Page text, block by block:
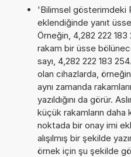
'Bilimsel gösterimdeki
eklendiğinde yanıt
Örneğin, 4,282 222 183
rakam bir üsse
sayı, 4,282 222 183
olan cihazlarda,
aynı zamanda
yazıldığını da görür.
küçük rakamların daha
noktada bir onay imi
alışılmış bir şekilde
örnek için şu şekilde